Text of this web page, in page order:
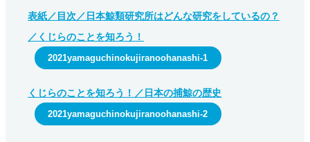
表紙／目次／日本鯨類研究所はどんな研究をしているの？
／くじらのことを知ろう！
2021yamaguchinokujiranoohanashi-1
くじらのことを知ろう！／日本の捕鯨の歴史
2021yamaguchinokujiranoohanashi-2